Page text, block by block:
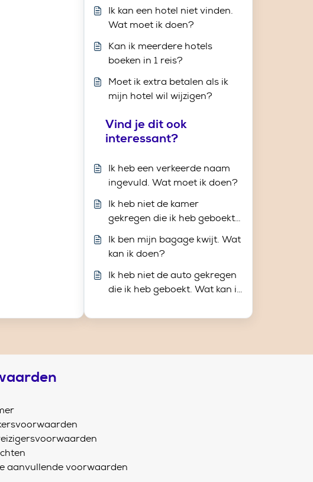
Ik kan een hotel niet vinden.
Wat moet ik doen?
Kan ik meerdere hotels
boeken in 1 reis?
Moet ik extra betalen als ik
mijn hotel wil wijzigen?
Vind je dit ook
interessant?
Ik heb een verkeerde naam
ingevuld. Wat moet ik doen?
Ik heb niet de kamer
gekregen die ik heb geboekt.
Ik ben mijn bagage kwijt. Wat
kan ik doen?
Ik heb niet de auto gekregen
die ik heb geboekt. Wat kan ik
aanvullende voorwaarden